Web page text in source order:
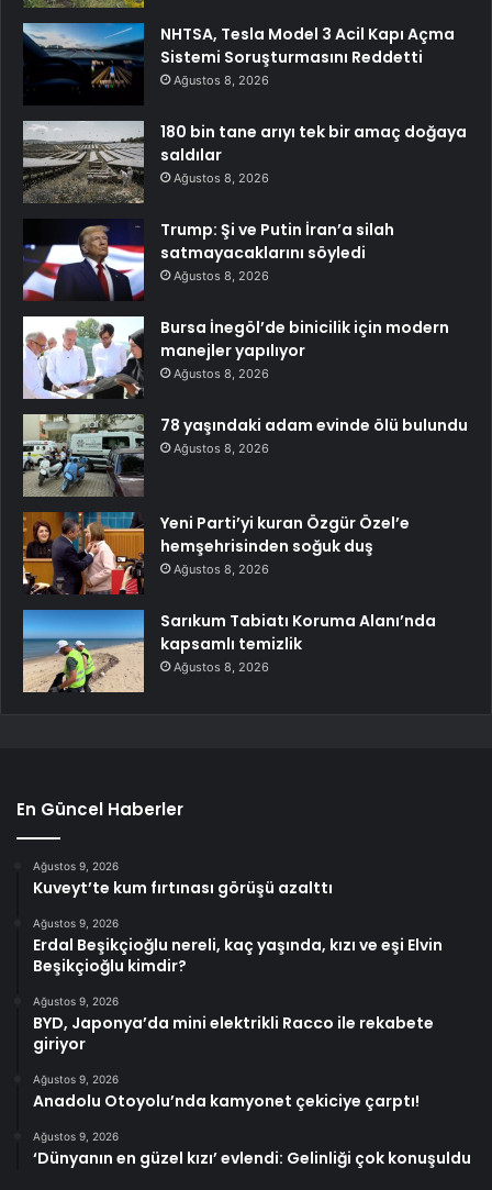
NHTSA, Tesla Model 3 Acil Kapı Açma
Sistemi Soruşturmasını Reddetti
Ağustos 8, 2026
180 bin tane arıyı tek bir amaç doğaya
saldılar
Ağustos 8, 2026
Trump: Şi ve Putin İran’a silah
satmayacaklarını söyledi
Ağustos 8, 2026
Bursa İnegöl’de binicilik için modern
manejler yapılıyor
Ağustos 8, 2026
78 yaşındaki adam evinde ölü bulundu
Ağustos 8, 2026
Yeni Parti’yi kuran Özgür Özel’e
hemşehrisinden soğuk duş
Ağustos 8, 2026
Sarıkum Tabiatı Koruma Alanı’nda
kapsamlı temizlik
Ağustos 8, 2026
En Güncel Haberler
Ağustos 9, 2026
Kuveyt’te kum fırtınası görüşü azalttı
Ağustos 9, 2026
Erdal Beşikçioğlu nereli, kaç yaşında, kızı ve eşi Elvin
Beşikçioğlu kimdir?
Ağustos 9, 2026
BYD, Japonya’da mini elektrikli Racco ile rekabete
giriyor
Ağustos 9, 2026
Anadolu Otoyolu’nda kamyonet çekiciye çarptı!
Ağustos 9, 2026
‘Dünyanın en güzel kızı’ evlendi: Gelinliği çok konuşuldu